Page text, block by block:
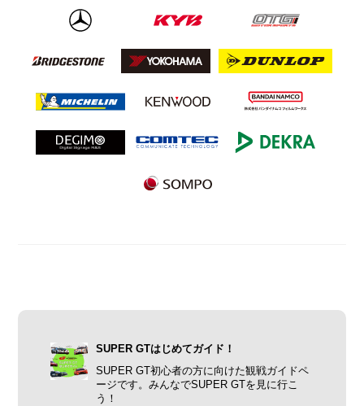
SUPER GTはじめてガイド！
SUPER GT初心者の方に向けた観戦ガイドペ
ージです。みんなでSUPER GTを見に行こ
う！